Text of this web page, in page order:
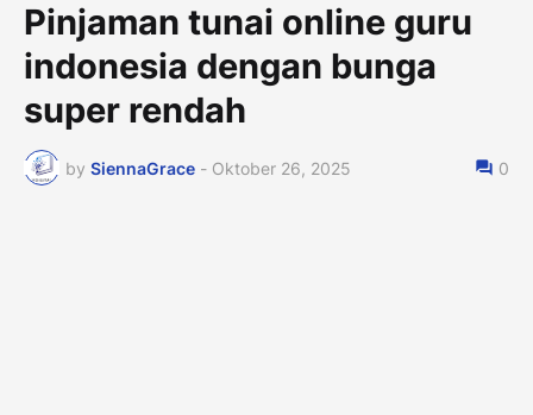
Pinjaman tunai online guru
indonesia dengan bunga
super rendah
by SiennaGrace - Oktober 26, 2025 0